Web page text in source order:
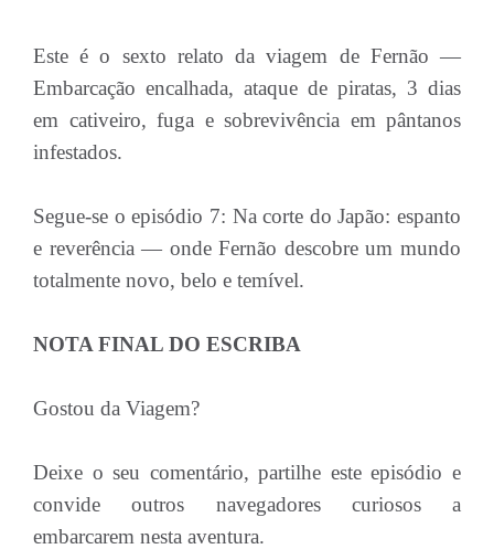
Este é o sexto relato da viagem de Fernão —
Embarcação encalhada, ataque de piratas, 3 dias
em cativeiro, fuga e sobrevivência em pântanos
infestados.
Segue-se o episódio 7: Na corte do Japão: espanto
e reverência — onde Fernão descobre um mundo
totalmente novo, belo e temível.
NOTA FINAL DO ESCRIBA
Gostou da Viagem?
Deixe o seu comentário, partilhe este episódio e
convide outros navegadores curiosos a
embarcarem nesta aventura.